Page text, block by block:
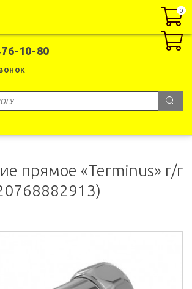
10-80
0
0
прямое «Terminus» г/г